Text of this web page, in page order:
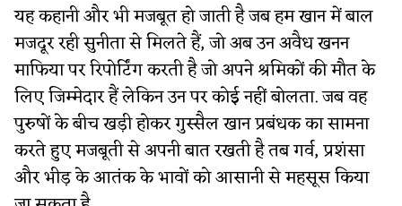
यह कहानी और भी मजबूत हो जाती है जब हम खान में बाल
मजदूर रही सुनीता से मिलते हैं, जो अब उन अवैध खनन
माफिया पर रिपोर्टिंग करती है जो अपने श्रमिकों की मौत के
लिए जिम्मेदार हैं लेकिन उन पर कोई नहीं बोलता. जब वह
पुरुषों के बीच खड़ी होकर गुस्सैल खान प्रबंधक का सामना
करते हुए मजबूती से अपनी बात रखती है तब गर्व, प्रशंसा
और भीड़ के आतंक के भावों को आसानी से महसूस किया